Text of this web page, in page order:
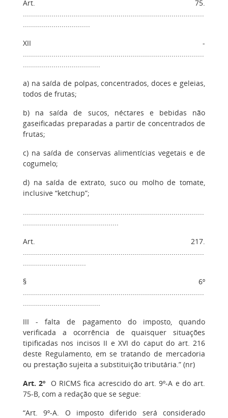
Art. 75.
.........................................................................................
.................................
XII -
.........................................................................................
......................................
a) na saída de polpas, concentrados, doces e geleias,
todos de frutas;
b) na saída de sucos, néctares e bebidas não
gaseificadas preparadas a partir de concentrados de
frutas;
c) na saída de conservas alimentícias vegetais e de
cogumelo;
d) na saída de extrato, suco ou molho de tomate,
inclusive “ketchup”;
.........................................................................................
...............................................
Art. 217.
.........................................................................................
...............................
§ 6º
.........................................................................................
......................................
III - falta de pagamento do imposto, quando
verificada a ocorrência de quaisquer situações
tipificadas nos incisos II e XVI do caput do art. 216
deste Regulamento, em se tratando de mercadoria
ou prestação sujeita a substituição tributária.” (nr)
Art. 2º O RICMS fica acrescido do art. 9º-A e do art.
75-B, com a redação que se segue:
“Art. 9º-A. O imposto diferido será considerado